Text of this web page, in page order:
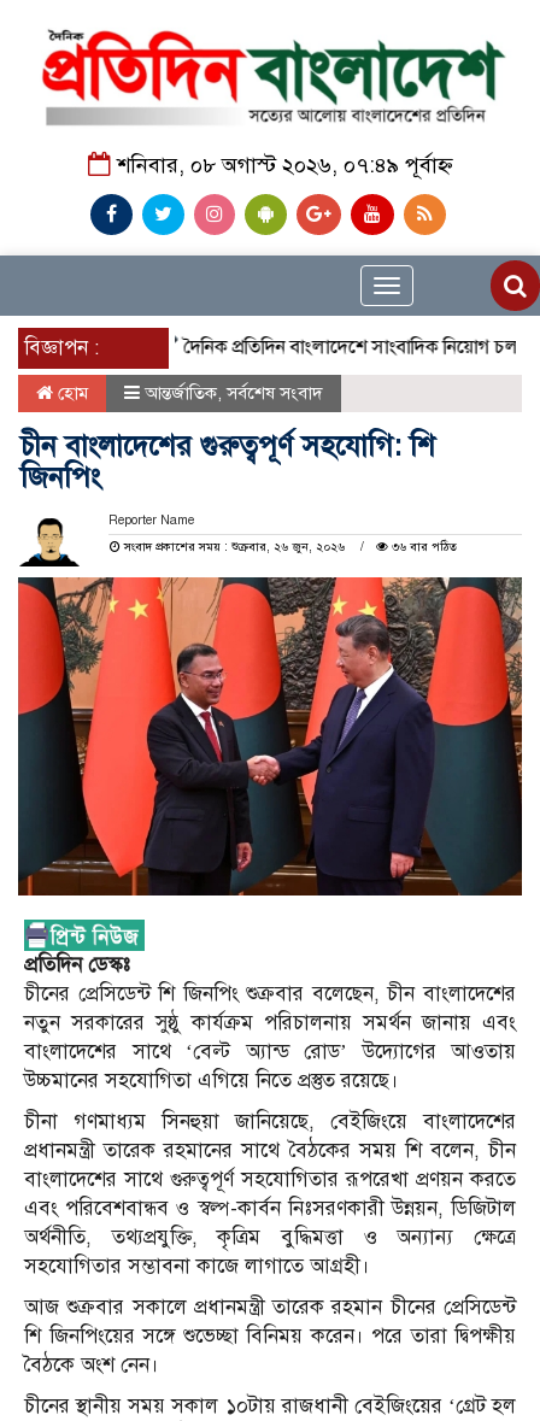
শনিবার, ০৮ অগাস্ট ২০২৬, ০৭:৪৯ পূর্বাহ্ন
Toggle
navigation
বিজ্ঞাপন :
দৈনিক প্রতিদিন বাংলাদেশে সাংবাদিক নিয়োগ চলছে
হোম আন্তর্জাতিক,সর্বশেষ সংবাদ
চীন বাংলাদেশের গুরুত্বপূর্ণ সহযোগি: শি
জিনপিং
Reporter Name
সংবাদ প্রকাশের সময় : শুক্রবার, ২৬ জুন, ২০২৬
৩৬ বার পঠিত
প্রতিদিন ডেস্কঃ
চীনের প্রেসিডেন্ট শি জিনপিং শুক্রবার বলেছেন, চীন বাংলাদেশের
নতুন সরকারের সুষ্ঠু কার্যক্রম পরিচালনায় সমর্থন জানায় এবং
বাংলাদেশের সাথে ‘বেল্ট অ্যান্ড রোড’ উদ্যোগের আওতায়
উচ্চমানের সহযোগিতা এগিয়ে নিতে প্রস্তুত রয়েছে।
চীনা গণমাধ্যম সিনহুয়া জানিয়েছে, বেইজিংয়ে বাংলাদেশের
প্রধানমন্ত্রী তারেক রহমানের সাথে বৈঠকের সময় শি বলেন, চীন
বাংলাদেশের সাথে গুরুত্বপূর্ণ সহযোগিতার রূপরেখা প্রণয়ন করতে
এবং পরিবেশবান্ধব ও স্বল্প-কার্বন নিঃসরণকারী উন্নয়ন, ডিজিটাল
অর্থনীতি, তথ্যপ্রযুক্তি, কৃত্রিম বুদ্ধিমত্তা ও অন্যান্য ক্ষেত্রে
সহযোগিতার সম্ভাবনা কাজে লাগাতে আগ্রহী।
আজ শুক্রবার সকালে প্রধানমন্ত্রী তারেক রহমান চীনের প্রেসিডেন্ট
শি জিনপিংয়ের সঙ্গে শুভেচ্ছা বিনিময় করেন। পরে তারা দ্বিপক্ষীয়
বৈঠকে অংশ নেন।
চীনের স্থানীয় সময় সকাল ১০টায় রাজধানী বেইজিংয়ের ‘গ্রেট হল